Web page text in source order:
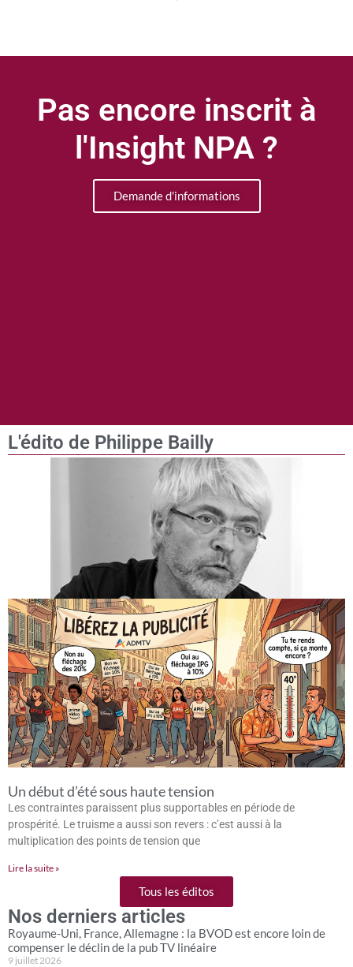
Pas encore inscrit à
l'Insight NPA ?
Demande d'informations
L'édito de Philippe Bailly
Un début d’été sous haute tension
Les contraintes paraissent plus supportables en période de
prospérité. Le truisme a aussi son revers : c’est aussi à la
multiplication des points de tension que
Lire la suite »
Tous les éditos
Nos derniers articles
Royaume-Uni, France, Allemagne : la BVOD est encore loin de
compenser le déclin de la pub TV linéaire
9 juillet 2026